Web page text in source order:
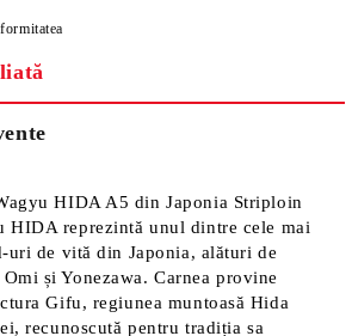
HIDA A5 din Japonia Striploin
HIDA reprezintă unul dintre cele mai
uri de vită din Japonia, alături de
și Yonezawa. Carnea provine
Gifu, regiunea muntoasă Hida
recunoscută pentru tradiția sa